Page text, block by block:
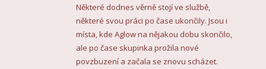
Některé dodnes věrně stojí ve službě,
některé svou práci po čase ukončily. Jsou i
místa, kde Aglow na nějakou dobu skončilo,
ale po čase skupinka prožila nové
povzbuzení a začala se znovu scházet.